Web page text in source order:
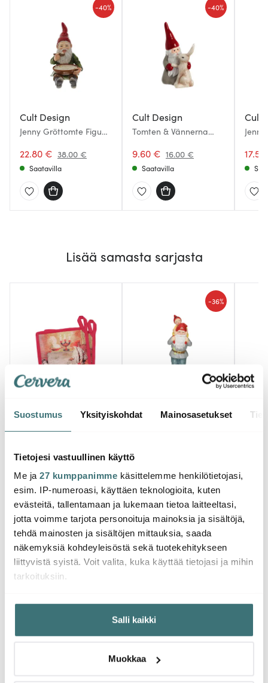
Suostumus Yksityiskohdat Mainosasetukset
Tietojesi vastuullinen käyttö
Me ja 27 kumppanimme käsittelemme henkilötietojasi,
esim. IP-numeroasi, käyttäen teknologioita, kuten
evästeitä, tallentamaan ja lukemaan tietoa laitteeltasi,
jotta voimme tarjota personoituja mainoksia ja sisältöjä,
tehdä mainosten ja sisältöjen mittauksia, saada
näkemyksiä kohdeyleisöstä sekä tuotekehitykseen
liittyvistä syistä. Voit valita, kuka käyttää tietojasi ja mihin
tarkoituksiin.
Jos sallit, haluamme myös tehdä seuraavia:
Kerätä tietoja maantieteellisestä sijainnistasi,
mahdollisesti muutaman metrin tarkkuudella
aktiivisesti (sormenjäljen muodostaminen)
Salli kaikki
Muokkaa
Cult Design
Jenny Gröttomte Figuuri
22.80 € 38.00 €
-40%
Saatavilla
Cult Design
Tomten & Vännerna
9.60 € 16.00 €
-40%
Saatavilla
Cult
Lisää samasta sarjasta
Cult Design
Saatavilla
Cult Design
-36%
Cult
Saatat pitää myös näistä